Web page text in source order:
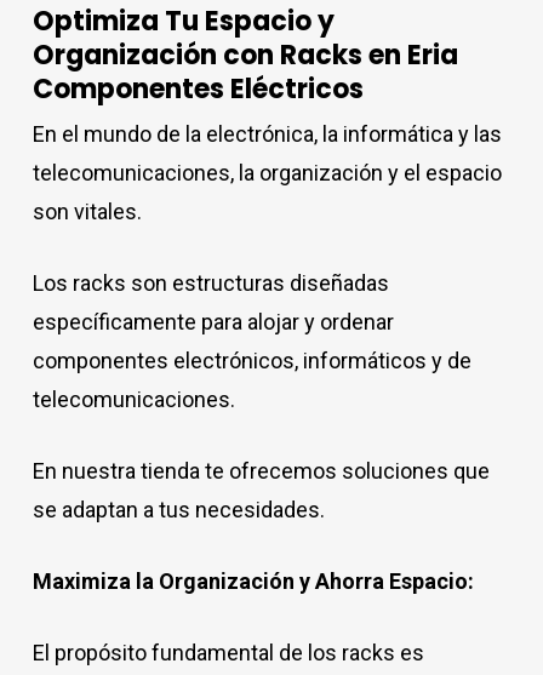
Optimiza Tu Espacio y
Organización con Racks en Eria
Componentes Eléctricos
En el mundo de la electrónica, la informática y las
telecomunicaciones, la organización y el espacio
son vitales.
Los racks son estructuras diseñadas
específicamente para alojar y ordenar
componentes electrónicos, informáticos y de
telecomunicaciones.
En nuestra tienda te ofrecemos soluciones que
se adaptan a tus necesidades.
Maximiza la Organización y Ahorra Espacio:
El propósito fundamental de los racks es